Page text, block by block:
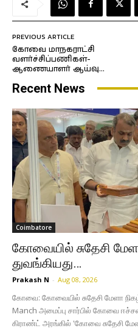
PREVIOUS ARTICLE
கோவை மாநகராட்சி
வளர்ச்சிப்பணிகள்-
ஆணையாளர் ஆய்வு…
Recent News
Coimbatore
கோவையில் சுதேசி
துவங்கியது…
Prakash N - Aug 08, 2026
கோவை: கோவையில் சுதேசி மேளா
Manch அமைப்பு சார்பில் கோவை
கிராண்ட் அரங்கில் 'கோவை சுதேசி